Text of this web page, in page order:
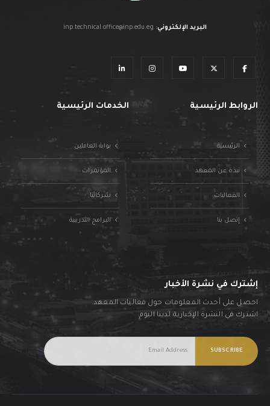
البريد الإلكتروني:
inp.technical.office@inp.edu.eg
الروابط الرئيسية
الرئيسية
نبذة عن المعهد
الفعاليات
إتصل بنا
الخدمات الرئيسية
بوابة العاملين
المؤتمرات
شركائنا
البرامج التدريبية
إشترك في نشرة الأخبار
احصل على أحدث المعلومات حول فعاليات المعهد.
اشترك في النشرة الإخبارية لدينا اليوم.